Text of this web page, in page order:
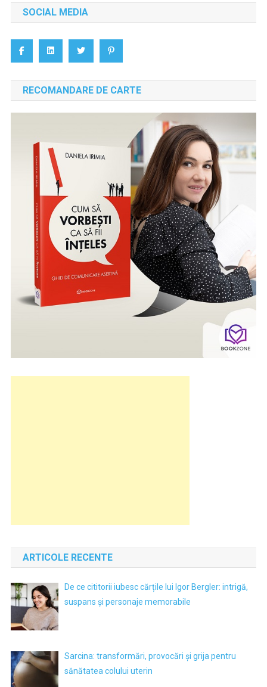
SOCIAL MEDIA
RECOMANDARE DE CARTE
ARTICOLE RECENTE
De ce cititorii iubesc cărțile lui Igor Bergler: intrigă,
suspans și personaje memorabile
Sarcina: transformări, provocări și grija pentru
sănătatea colului uterin